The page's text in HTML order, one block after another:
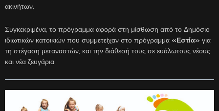
ακινήτων.
Συγκεκριμένα, το πρόγραμμα αφορά στη μίσθωση από το Δημόσιο
ιδιωτικών κατοικιών που συμμετείχαν στο πρόγραμμα «Εστία» για
τη στέγαση μεταναστών, και την διάθεσή τους σε ευάλωτους νέους
και νέα ζευγάρια.